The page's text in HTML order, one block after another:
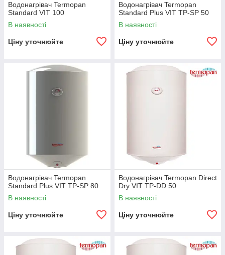
Водонагрівач Termopan
Standard VIT 100
В наявності
Ціну уточнюйте
Водонагрівач Termopan
Standard Plus VIT TP-SP 50
В наявності
Ціну уточнюйте
Водонагрівач Termopan
Standard Plus VIT TP-SP 80
В наявності
Ціну уточнюйте
Водонагрівач Termopan Direct
Dry VIT TP-DD 50
В наявності
Ціну уточнюйте